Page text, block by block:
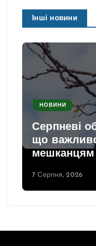
Інші новини
НОВИНИ
Серпневі
що
мешканцям
7 Серпня, 2026